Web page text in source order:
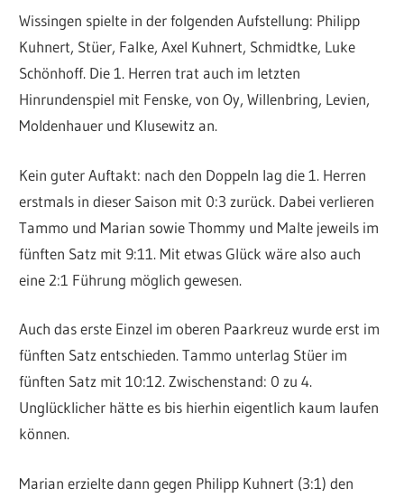
Wissingen spielte in der folgenden Aufstellung: Philipp
Kuhnert, Stüer, Falke, Axel Kuhnert, Schmidtke, Luke
Schönhoff. Die 1. Herren trat auch im letzten
Hinrundenspiel mit Fenske, von Oy, Willenbring, Levien,
Moldenhauer und Klusewitz an.
Kein guter Auftakt: nach den Doppeln lag die 1. Herren
erstmals in dieser Saison mit 0:3 zurück. Dabei verlieren
Tammo und Marian sowie Thommy und Malte jeweils im
fünften Satz mit 9:11. Mit etwas Glück wäre also auch
eine 2:1 Führung möglich gewesen.
Auch das erste Einzel im oberen Paarkreuz wurde erst im
fünften Satz entschieden. Tammo unterlag Stüer im
fünften Satz mit 10:12. Zwischenstand: 0 zu 4.
Unglücklicher hätte es bis hierhin eigentlich kaum laufen
können.
Marian erzielte dann gegen Philipp Kuhnert (3:1) den